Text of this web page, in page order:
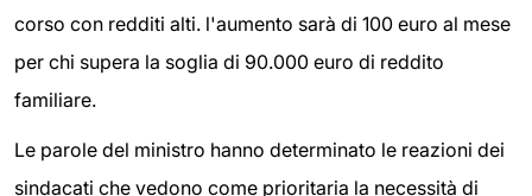
corso con redditi alti. l'aumento sarà di 100 euro al mese
per chi supera la soglia di 90.000 euro di reddito
familiare.
Le parole del ministro hanno determinato le reazioni dei
sindacati che vedono come prioritaria la necessità di